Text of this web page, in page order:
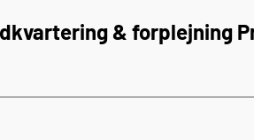
& forplejning